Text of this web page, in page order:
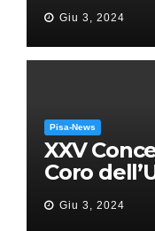
Giu 3, 2024
Pisa-News
XXV
Coro
“Messa in
Puccini
Giu 3, 2024